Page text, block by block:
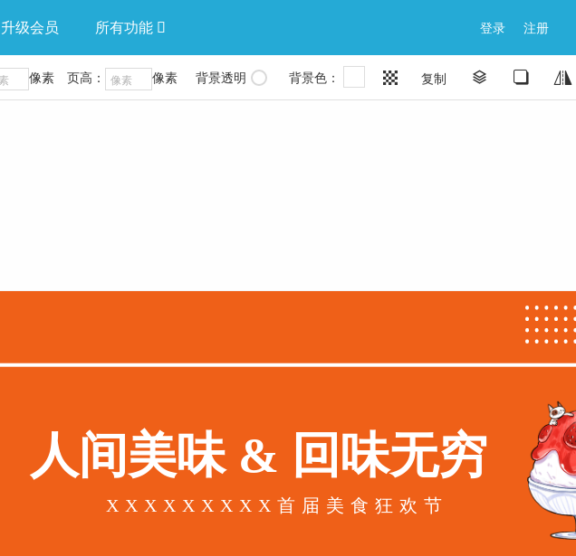
升级会员 所有功能  登录 注册
像素 页高： 像素 背景透明 背景色：  复制   